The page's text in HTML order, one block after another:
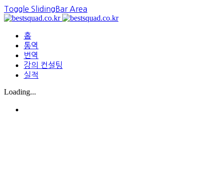
Toggle SlidingBar Area
홈
통역
번역
강의 컨설팅
실적
Loading...